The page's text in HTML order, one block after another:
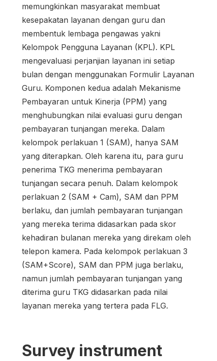
memungkinkan masyarakat membuat
kesepakatan layanan dengan guru dan
membentuk lembaga pengawas yakni
Kelompok Pengguna Layanan (KPL). KPL
mengevaluasi perjanjian layanan ini setiap
bulan dengan menggunakan Formulir Layanan
Guru. Komponen kedua adalah Mekanisme
Pembayaran untuk Kinerja (PPM) yang
menghubungkan nilai evaluasi guru dengan
pembayaran tunjangan mereka. Dalam
kelompok perlakuan 1 (SAM), hanya SAM
yang diterapkan. Oleh karena itu, para guru
penerima TKG menerima pembayaran
tunjangan secara penuh. Dalam kelompok
perlakuan 2 (SAM + Cam), SAM dan PPM
berlaku, dan jumlah pembayaran tunjangan
yang mereka terima didasarkan pada skor
kehadiran bulanan mereka yang direkam oleh
telepon kamera. Pada kelompok perlakuan 3
(SAM+Score), SAM dan PPM juga berlaku,
namun jumlah pembayaran tunjangan yang
diterima guru TKG didasarkan pada nilai
layanan mereka yang tertera pada FLG.
Survey instrument